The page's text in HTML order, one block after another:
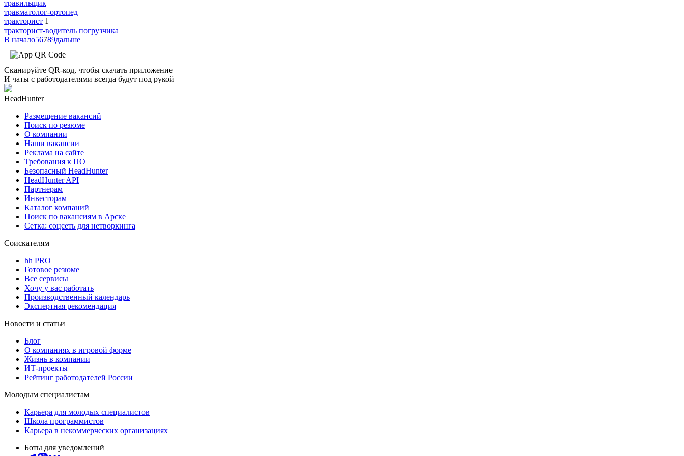
травильщик
травматолог-ортопед
тракторист 1
тракторист-водитель погрузчика
В начало56789дальше
Сканируйте QR-код, чтобы скачать приложение
И чаты с работодателями всегда будут под рукой
HeadHunter
Размещение вакансий
Поиск по резюме
О компании
Наши вакансии
Реклама на сайте
Требования к ПО
Безопасный HeadHunter
HeadHunter API
Партнерам
Инвесторам
Каталог компаний
Поиск по вакансиям в Арске
Сетка: соцсеть для нетворкинга
Соискателям
hh PRO
Готовое резюме
Все сервисы
Хочу у вас работать
Производственный календарь
Экспертная рекомендация
Новости и статьи
Блог
О компаниях в игровой форме
Жизнь в компании
ИТ-проекты
Рейтинг работодателей России
Молодым специалистам
Карьера для молодых специалистов
Школа программистов
Карьера в некоммерческих организациях
Боты для уведомлений